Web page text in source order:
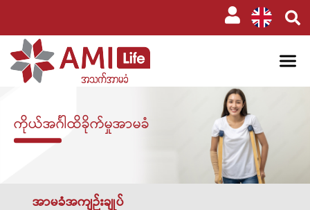
ကိုယ်အင်္ဂါထိခိုက်မှုအာမခံ​
အာမခံအကျဉ်းချုပ်